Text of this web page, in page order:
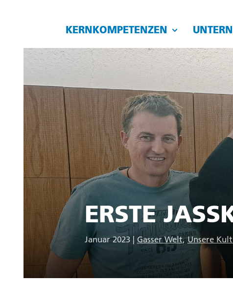
KERNKOMPETENZEN
ERSTE
Januar 2023| Gasser Welt,Unsere